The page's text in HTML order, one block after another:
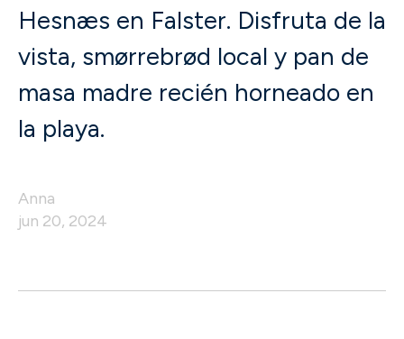
Hesnæs en Falster. Disfruta de la
vista, smørrebrød local y pan de
masa madre recién horneado en
la playa.
Anna
jun 20, 2024